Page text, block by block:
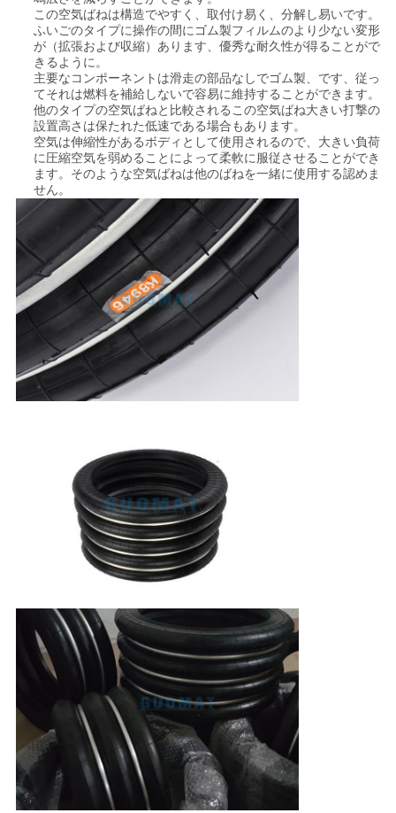
PRIVACY
POLICY
この空気ばねは構造でやすく、取付け易く、分解し易いです。
ふいごのタイプに操作の間にゴム製フィルムのより少ない変形
が（拡張および収縮）あります、優秀な耐久性が得ることがで
きるように。
主要なコンポーネントは滑走の部品なしでゴム製、です、従っ
てそれは燃料を補給しないで容易に維持することができます。
他のタイプの空気ばねと比較されるこの空気ばね大きい打撃の
設置高さは保たれた低速である場合もあります。
空気は伸縮性があるボディとして使用されるので、大きい負荷
に圧縮空気を弱めることによって柔軟に服従させることができ
ます。そのような空気ばねは他のばねを一緒に使用する認めま
せん。